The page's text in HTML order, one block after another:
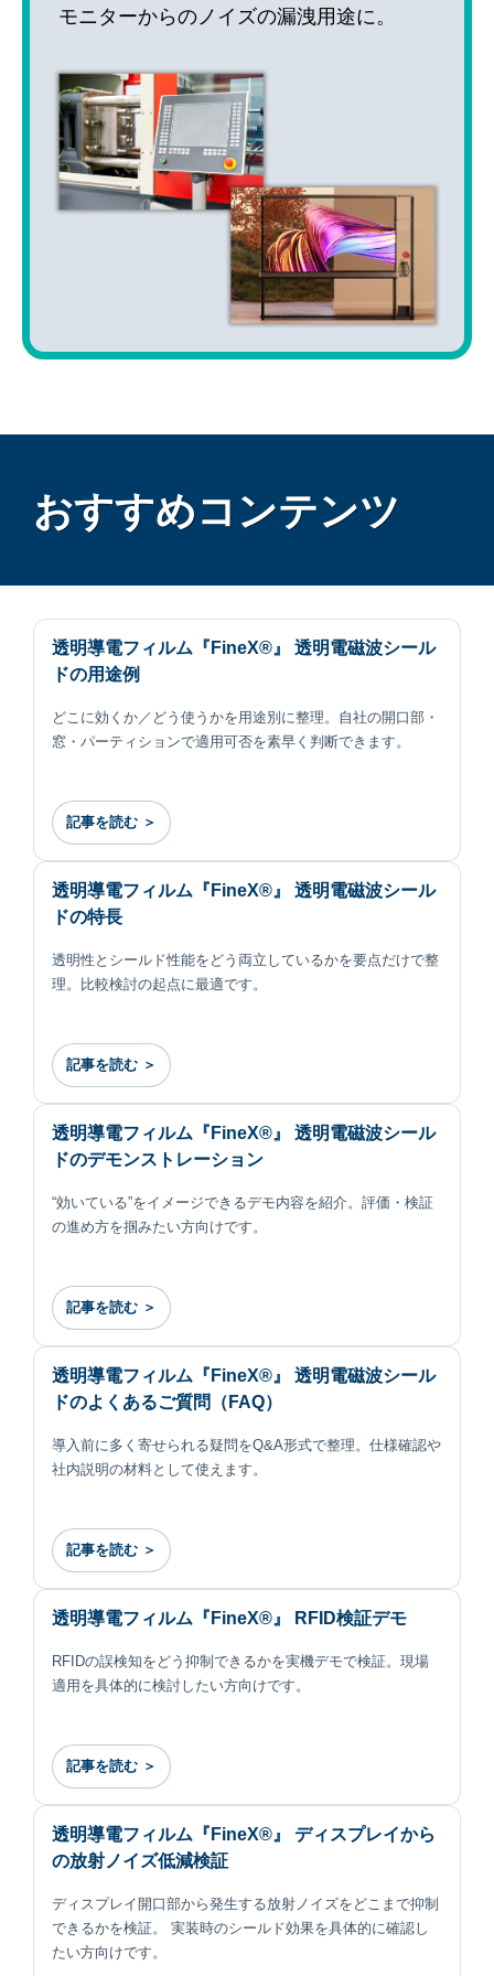
モニターからのノイズの漏洩用途に。
おすすめコンテンツ
透明導電フィルム『FineX®』 透明電磁波シール
ドの用途例
どこに効くか／どう使うかを用途別に整理。自社の開口部・
窓・パーティションで適用可否を素早く判断できます。
記事を読む ＞
透明導電フィルム『FineX®』 透明電磁波シール
ドの特長
透明性とシールド性能をどう両立しているかを要点だけで整
理。比較検討の起点に最適です。
記事を読む ＞
透明導電フィルム『FineX®』 透明電磁波シール
ドのデモンストレーション
“効いている”をイメージできるデモ内容を紹介。評価・検証
の進め方を掴みたい方向けです。
記事を読む ＞
透明導電フィルム『FineX®』 透明電磁波シール
ドのよくあるご質問（FAQ）
導入前に多く寄せられる疑問をQ&A形式で整理。仕様確認や
社内説明の材料として使えます。
記事を読む ＞
透明導電フィルム『FineX®』 RFID検証デモ
RFIDの誤検知をどう抑制できるかを実機デモで検証。現場
適用を具体的に検討したい方向けです。
記事を読む ＞
透明導電フィルム『FineX®』 ディスプレイから
の放射ノイズ低減検証
ディスプレイ開口部から発生する放射ノイズをどこまで抑制
できるかを検証。 実装時のシールド効果を具体的に確認し
たい方向けです。